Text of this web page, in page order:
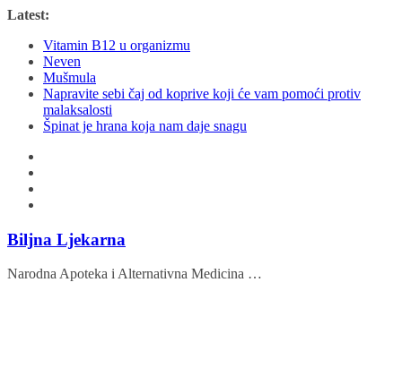
Skip
content
Latest:
Vitamin B12 u organizmu
Neven
Mušmula
Napravite sebi čaj od koprive koji će vam pomoći protiv
malaksalosti
Špinat je hrana koja nam daje snagu
Biljna Ljekarna
Narodna Apoteka i Alternativna Medicina …